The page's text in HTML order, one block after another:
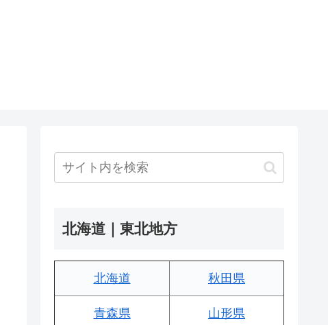
北海道｜東北地方
北海道 秋田県
青森県 山形県